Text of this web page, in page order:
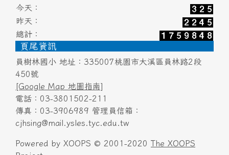
今天：
昨天：
總計：
頁尾資訊
員樹林國小 地址：335007桃園市大溪區員林路2段
450號
[Google Map 地圖指南]
電話：03-3801502-211
傳真：03-3906989 管理員信箱：
cjhsing@mail.ysles.tyc.edu.tw
Powered by XOOPS © 2001-2020 The XOOPS